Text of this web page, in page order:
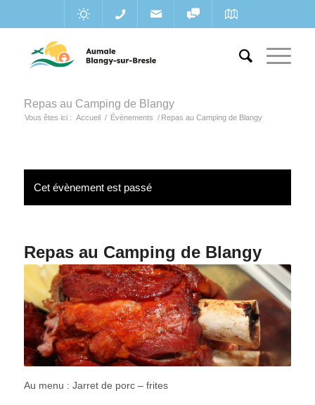
Repas au Camping de Blangy
Vous êtes ici : Accueil / Évènements / Repas au Camping de Blangy
Cet évènement est passé
Repas au Camping de Blangy
Au menu : Jarret de porc – frites